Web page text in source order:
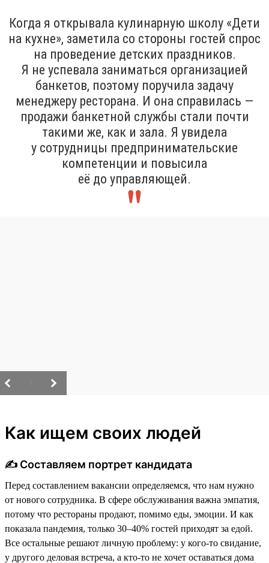
Когда я открывала кулинарную школу «Дети
на кухне», заметила со стороны гостей спрос
на проведение детских праздников.
Я не успевала заниматься организацией
банкетов, поэтому поручила задачу
менеджеру ресторана. И она справилась —
продажи банкетной службы стали почти
такими же, как и зала. Я увидела
у сотрудницы предпринимательские
компетенции и повысила
её до управляющей.
Как ищем своих людей
✍️ Составляем портрет кандидата
Перед составлением вакансии определяемся, что нам нужно
от нового сотрудника. В сфере обслуживания важна эмпатия,
потому что рестораны продают, помимо еды, эмоции. И как
показала пандемия, только 30–40% гостей приходят за едой.
Все остальные решают личную проблему: у кого-то свидание,
у другого деловая встреча, а кто-то не хочет оставаться дома